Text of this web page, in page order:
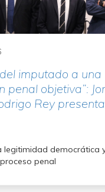
imputado a una
penal objetiva”:
Rey
legitimidad democrática
penal